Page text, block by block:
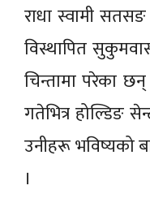
राधा स्वामी
विस्थापित
चिन्तामा परेका
गतेभित्र होल्डिङ
उनीहरू भविष्यको
।